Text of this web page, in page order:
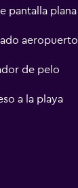
pantalla plana
aeropuerto
de pelo
a la playa